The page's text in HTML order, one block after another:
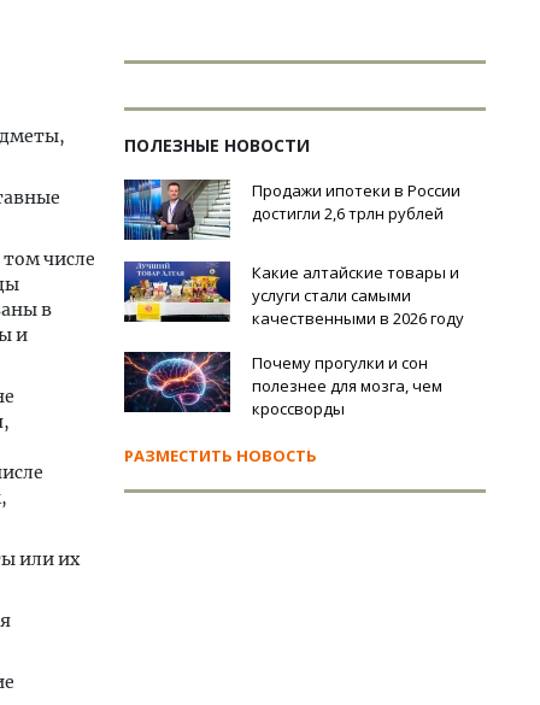
числе
в
и
или их
ПОЛЕЗНЫЕ НОВОСТИ
Продажи ипотеки в России
достигли 2,6 трлн рублей
Какие алтайские товары и
услуги стали самыми
качественными в 2026 году
Почему прогулки и сон
полезнее для мозга, чем
кроссворды
РАЗМЕСТИТЬ НОВОСТЬ